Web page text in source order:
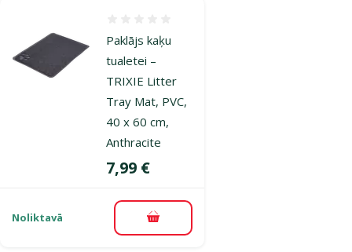
Paklājs kaķu
tualetei –
TRIXIE Litter
Tray Mat, PVC,
40 x 60 cm,
Anthracite
Cena
7,99 €
Noliktavā Pievienot grozam